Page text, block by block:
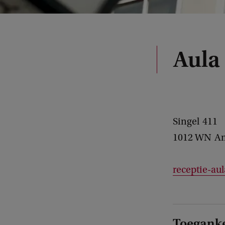
Aula
Singel 411
1012 WN
receptie-